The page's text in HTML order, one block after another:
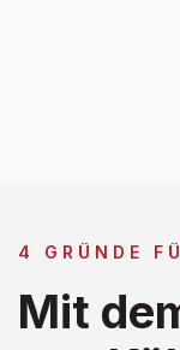
4 GRÜNDE
Mit